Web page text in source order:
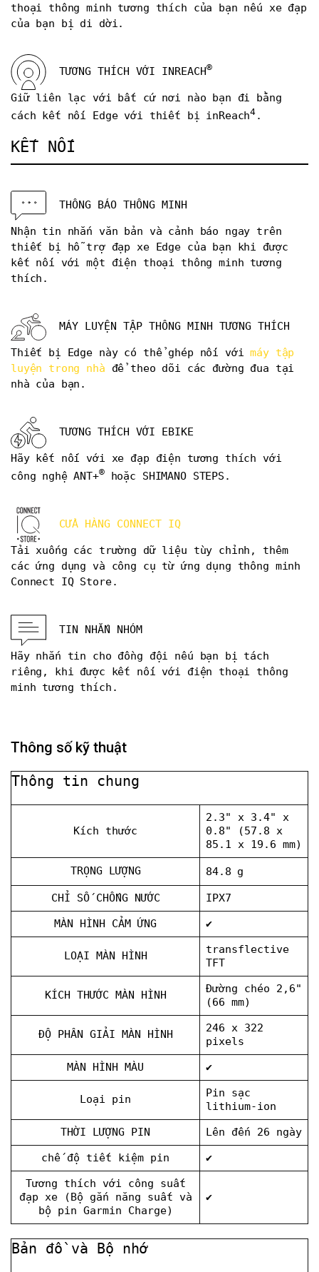
thoại thông minh tương thích của bạn nếu xe đạp
của bạn bị di dời.
TƯƠNG THÍCH VỚI INREACH®
Giữ liên lạc với bất cứ nơi nào bạn đi bằng
cách kết nối Edge với thiết bị inReach4 .
KẾT NỐI
THÔNG BÁO THÔNG MINH
Nhận tin nhắn văn bản và cảnh báo ngay trên
thiết bị hỗ trợ đạp xe Edge của bạn khi được
kết nối với một điện thoại thông minh tương
thích.
MÁY LUYỆN TẬP THÔNG MINH TƯƠNG THÍCH
Thiết bị Edge này có thể ghép nối vớimáy tập
luyện trong nhà để theo dõi các đường đua tại
nhà của bạn.
TƯƠNG THÍCH VỚI EBIKE
Hãy kết nối với xe đạp điện tương thích với
công nghệ ANT+®hoặc SHIMANO STEPS.
CỬA HÀNG CONNECT IQ
Tải xuống các trường dữ liệu tùy chỉnh, thêm
các ứng dụng và công cụ từ ứng dụng thông minh
Connect IQ Store.
TIN NHẮN NHÓM
Hãy nhắn tin cho đồng đội nếu bạn bị tách
riêng, khi được kết nối với điện thoại thông
minh tương thích.
Thông số kỹ thuật
Thông tin chung
Kích thước
2.3" x 3.4" x
0.8" (57.8 x
85.1 x 19.6 mm)
TRỌNG LƯỢNG 84.8 g
CHỈ SỐ CHỐNG NƯỚC
IPX7
MÀN HÌNH CẢM ỨNG
✔
LOẠI MÀN HÌNH
transflective
TFT
KÍCH THƯỚC MÀN HÌNH
Đường chéo 2,6"
(66 mm)
ĐỘ PHÂN GIẢI MÀN HÌNH
246 x 322
pixels
MÀN HÌNH MÀU
✔
Loại pin
Pin sạc
lithium-ion
THỜI LƯỢNG PIN
Lên đến 26 ngày
chế độ tiết kiệm pin
✔
Tương thích với công suất
đạp xe (Bộ gắn năng suất và
bộ pin Garmin Charge)
✔
Bản đồ và Bộ nhớ